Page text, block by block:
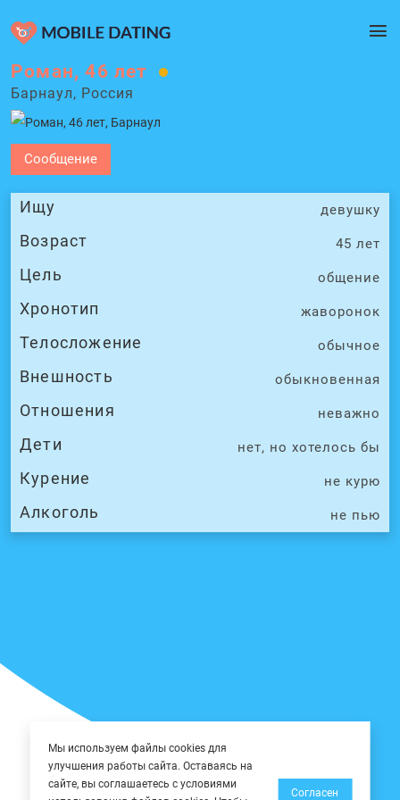
Сообщение
Ищу девушку
Возраст 45 лет
Цель общение
Хронотип жаворонок
Телосложение обычное
Внешность обыкновенная
Отношения неважно
Дети нет, но хотелось бы
Курение не курю
Алкоголь не пью
Роман, 46 лет
Барнаул, Россия
Мы используем файлы cookies для
улучшения работы сайта. Оставаясь на
сайте, вы соглашаетесь с условиями
Согласен